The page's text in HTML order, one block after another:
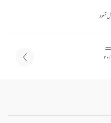
محمود